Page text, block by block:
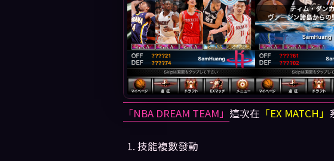
「NBA DREAM TEAM」 這次在 「EX MATCH」
技能複數發動